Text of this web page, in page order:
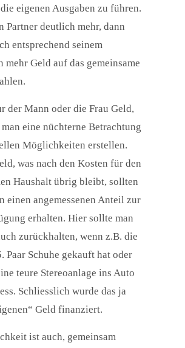
eigenen Ausgaben zu führen.
Partner deutlich mehr, dann
entsprechend seinem
mehr Geld auf das gemeinsame
der Mann oder die Frau Geld,
eine nüchterne Betrachtung
Möglichkeiten erstellen.
was nach den Kosten für den
Haushalt übrig bleibt, sollten
einen angemessenen Anteil zur
erhalten. Hier sollte man
zurückhalten, wenn z.B. die
Paar Schuhe gekauft hat oder
teure Stereoanlage ins Auto
Schliesslich wurde das ja
Geld finanziert.
ist auch, gemeinsam